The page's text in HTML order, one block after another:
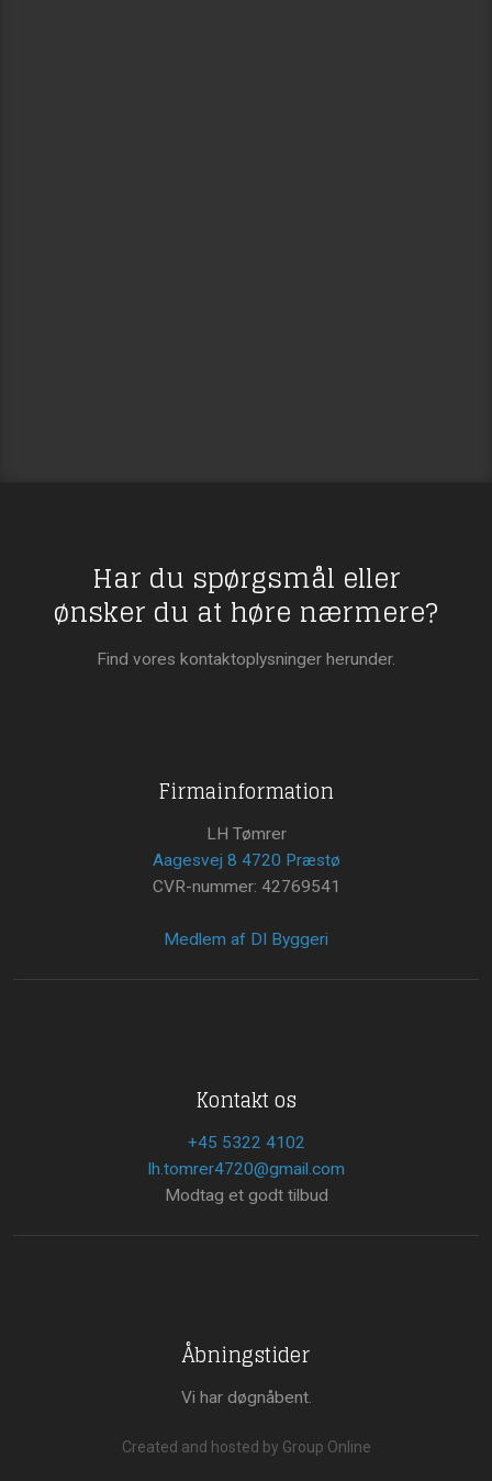
Har du spørgsmål eller
​ønsker du at høre nærmere?
Find vores kontaktoplysninger herunder.
Firmainformation
LH Tømrer
Aagesvej 8 4720 Præstø
CVR-nummer: 42769541
Medlem af DI Byggeri
Kontakt os
+45 5322 4102
lh.tomrer4720@gmail.com
Modtag et godt tilbud
Åbningstider
Vi har døgnåbent.
Created and hosted by Group Online